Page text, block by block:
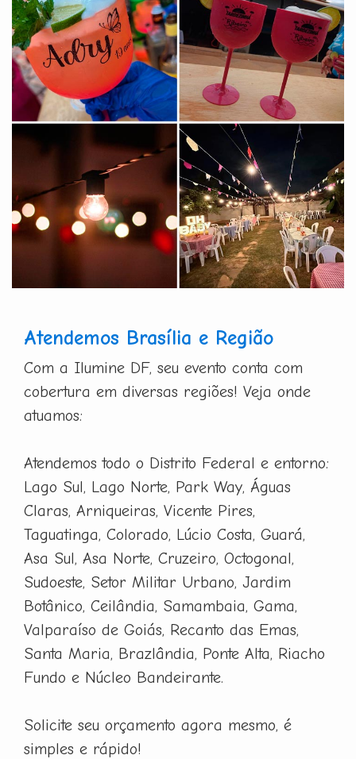
Atendemos Brasília e Região
Com a Ilumine DF, seu evento conta com
cobertura em diversas regiões! Veja onde
atuamos:
Atendemos todo o Distrito Federal e entorno:
Lago Sul, Lago Norte, Park Way, Águas
Claras, Arniqueiras, Vicente Pires,
Taguatinga, Colorado, Lúcio Costa, Guará,
Asa Sul, Asa Norte, Cruzeiro, Octogonal,
Sudoeste, Setor Militar Urbano, Jardim
Botânico, Ceilândia, Samambaia, Gama,
Valparaíso de Goiás, Recanto das Emas,
Santa Maria, Brazlândia, Ponte Alta, Riacho
Fundo e Núcleo Bandeirante.
Solicite seu orçamento agora mesmo, é
simples e rápido!